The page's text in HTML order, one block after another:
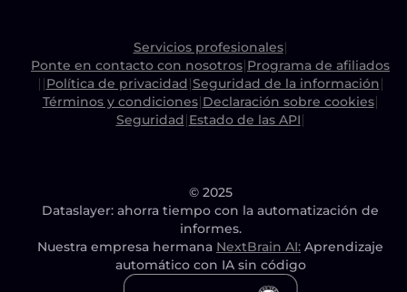
Servicios profesionales|
Ponte en contacto con nosotros|Programa de afiliados
| |Política de privacidad|Seguridad de la información|
Términos y condiciones|Declaración sobre cookies|
Seguridad|Estado de las API|
© 2025
Dataslayer: ahorra tiempo con la automatización de
informes.
Nuestra empresa hermana NextBrain AI: Aprendizaje
automático con IA sin código